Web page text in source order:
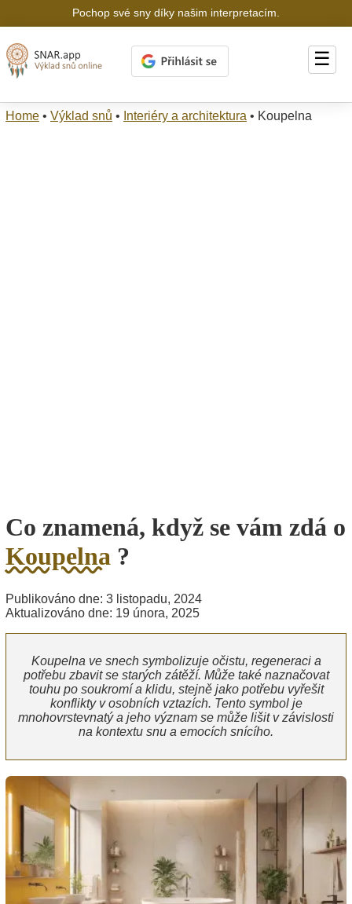
Pochop své sny díky našim interpretacím.
☰
Home • Výklad snů • Interiéry a architektura • Koupelna
Co znamená, když se vám zdá o
Koupelna ?
Publikováno dne: 3 listopadu, 2024
Aktualizováno dne: 19 února, 2025
Koupelna ve snech symbolizuje očistu, regeneraci a
potřebu zbavit se starých zátěží. Může také naznačovat
touhu po soukromí a klidu, stejně jako potřebu vyřešit
konflikty v osobních vztazích. Tento symbol je
mnohovrstevnatý a jeho význam se může lišit v závislosti
na kontextu snu a emocích snícího.